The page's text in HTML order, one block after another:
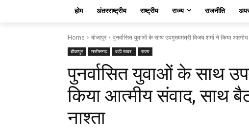
होम अंतरराष्ट्रीय राष्ट्रीय राज्य राजनीति
Home बीजापुर पुनर्वासित युवाओं के साथ उपमुख्यमंत्री विजय शर्मा ने किया
बीजापुर छत्तीसगढ़ बड़ी खबर राज्य
पुनर्वासित युवाओं के साथ
किया आत्मीय संवाद, साथ
नाश्ता